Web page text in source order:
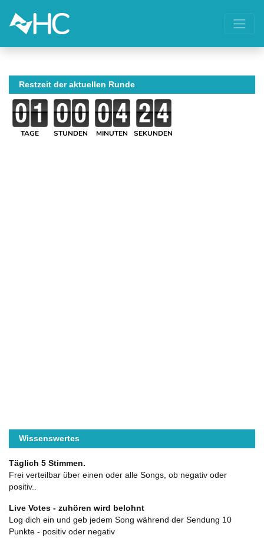
Restzeit der aktuellen Runde
TAGE STUNDEN MINUTEN SEKUNDEN
Wissenswertes
Täglich 5 Stimmen.
Frei verteilbar über einen oder alle Songs, ob negativ oder
positiv..
Live Votes - zuhören wird belohnt
Log dich ein und geb jedem Song während der Sendung 10
Punkte - positiv oder negativ